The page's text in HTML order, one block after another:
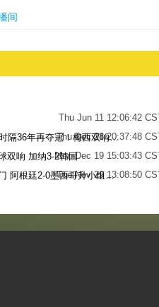
间
Thu Jun 11 12:06:42
Thu Dec 28 20:37:48
世界杯-阿根廷点球7-5法国，时隔36年再夺冠！梅西双响姆巴佩戴帽
Mon Dec 19 15:03:43
双响 加纳3-2韩国
Tue Nov 29 13:08:50
梅西无解贴地斩+助攻恩佐破门 阿根廷2-0墨西哥升小组第二